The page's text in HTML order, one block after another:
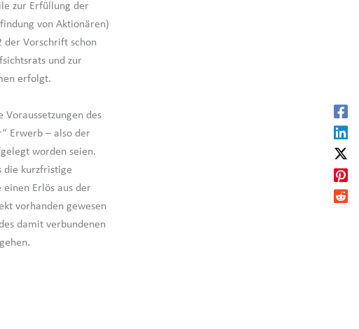
zur Erfüllung der
von Aktionären)
der Vorschrift schon
und zur
erfolgt.
des
Erwerb – also der
worden seien.
die kurzfristige
einen Erlös aus der
vorhanden gewesen
damit verbundenen